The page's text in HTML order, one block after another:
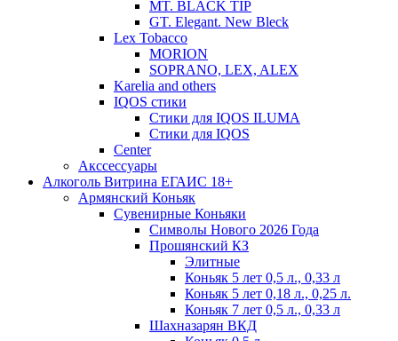
MT. BLACK TIP
GT. Elegant. New Bleck
Lex Tobacco
MORION
SOPRANO, LEX, ALEX
Karelia and others
IQOS стики
Стики для IQOS ILUMA
Стики для IQOS
Сenter
Акссессуары
Алкоголь Витрина ЕГАИС 18+
Армянский Коньяк
Сувенирные Коньяки
Символы Нового 2026 Года
Прошянский КЗ
Элитные
Коньяк 5 лет 0,5 л., 0,33 л
Коньяк 5 лет 0,18 л., 0,25 л.
Коньяк 7 лет 0,5 л., 0,33 л
Шахназарян ВКД